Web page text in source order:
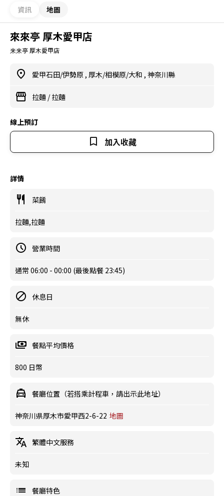
資訊 地圖
來來亭 厚木愛甲店
来来亭 厚木愛甲店
愛甲石田/伊勢原 , 厚木/相模原/大和 , 神奈川縣
拉麵 /拉麵
線上預訂
加入收藏
詳情
菜餚
拉麵,拉麵
營業時間
通常 06:00 - 00:00 (最後點餐 23:45)
休息日
無休
餐點平均價格
800 日幣
餐廳位置（若搭乘計程車，請出示此地址）
神奈川県厚木市愛甲西2-6-22 地圖
繁體中文服務
未知
餐廳特色